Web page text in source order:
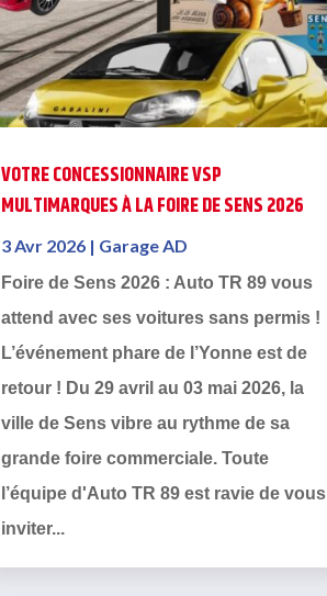
VOTRE CONCESSIONNAIRE VSP
MULTIMARQUES À LA FOIRE DE SENS 2026
3 Avr 2026 | Garage AD
Foire de Sens 2026 : Auto TR 89 vous
attend avec ses voitures sans permis !
L’événement phare de l’Yonne est de
retour ! Du 29 avril au 03 mai 2026, la
ville de Sens vibre au rythme de sa
grande foire commerciale. Toute
l’équipe d'Auto TR 89 est ravie de vous
inviter...